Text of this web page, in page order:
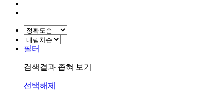
필터
검색결과 좁혀 보기
선택해제